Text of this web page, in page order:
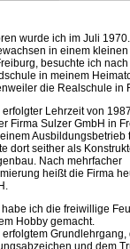
wurde ich im Juli 1970.
in einem kleinen
besuchte ich nach
in meinem
die Realschule in
erfolgter Lehrzeit von
Firma Sulzer GmbH in
Ausbildungsbetrieb
dort seither als
Nach mehrfacher
heißt die Firma
habe ich die freiwillige
Hobby gemacht.
erfolgtem Grundlehrgang,
und dem